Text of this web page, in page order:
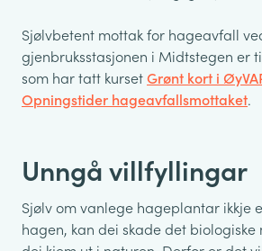
Sjølvbetent mottak for hageavfall
gjenbruksstasjonen i Midtstegen er
som har tatt kursetGrønt kort i
Opningstider hageavfallsmottaket.
Unngå villfyllingar
Sjølv om vanlege hageplantar ikkje
hagen, kan dei skade det